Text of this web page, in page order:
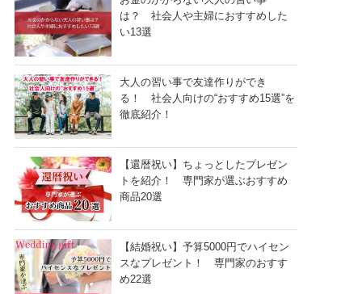
は？ 社会人や主婦におすすめした
い13選
大人の習い事で友達作りができ
る！ 社会人向けの“おすすめ15選”を
徹底紹介！
【還暦祝い】ちょっとしたプレゼン
トを紹介！ 専門家が選ぶおすすめ
商品20選
【結婚祝い】予算5000円でハイセン
スなプレゼント！ 専門家のおすす
め22選